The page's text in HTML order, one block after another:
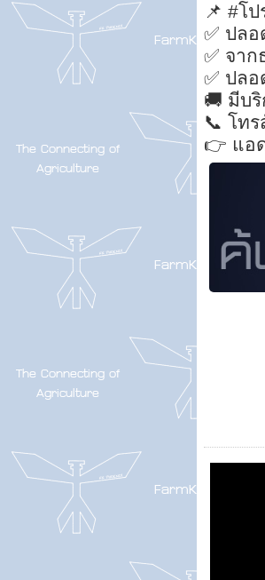
📌 #โ
✅ ปล
✅ จาก
✅ ปล
🚚 มีบ
📞 โท
👉 แอ